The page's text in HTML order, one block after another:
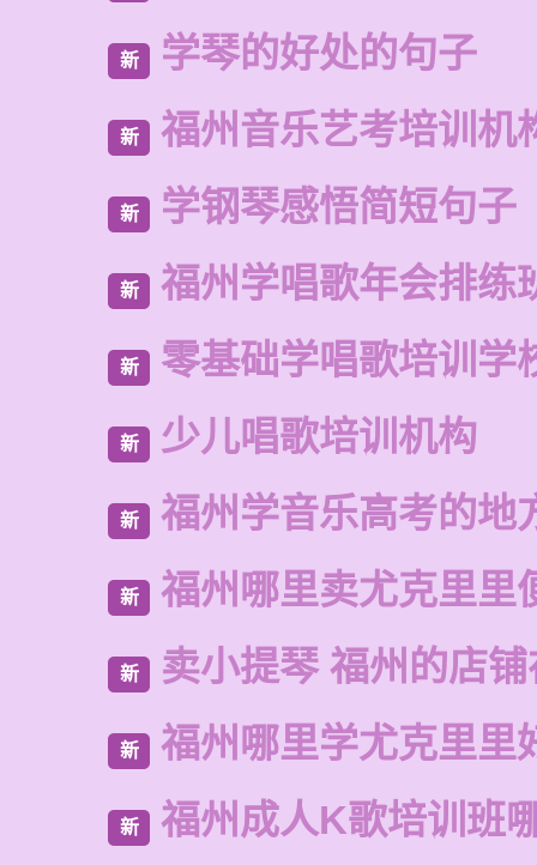
新 学琴的好处的句子
新 福州音乐艺考培训机
新 学钢琴感悟简短句子
新 福州学唱歌年会排练
新 零基础学唱歌培训学
新 少儿唱歌培训机构
新 福州学音乐高考的地
新 福州哪里卖尤克里里
新 卖小提琴 福州的店
新 福州哪里学尤克里里
新 福州成人K歌培训班